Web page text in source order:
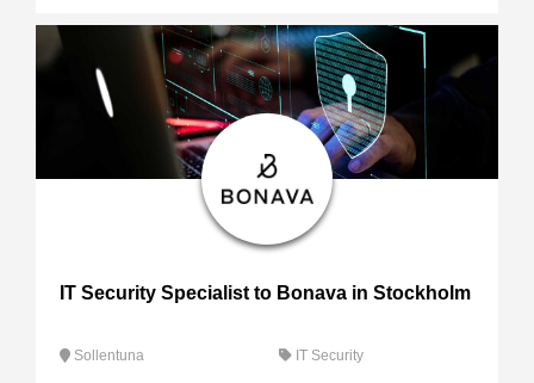
IT Security Specialist to Bonava in Stockholm
Sollentuna IT Security